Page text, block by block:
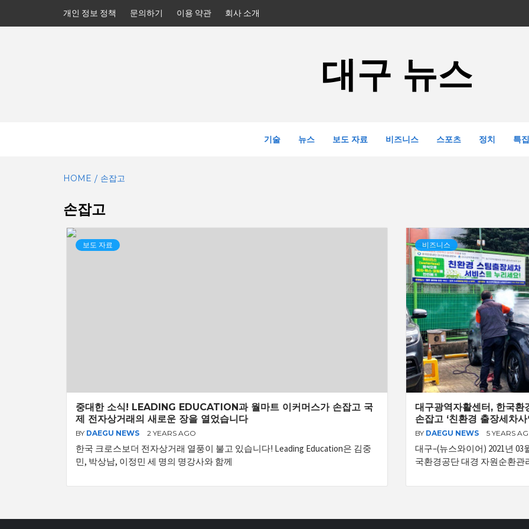
개인 정보 정책 문의하기 이용 약관 회사 소개
대구 뉴스
기술 뉴스 보도 자료 비즈니스 스포츠 정치 특집
HOME 손잡고
손잡고
보도 자료
중대한 소식! LEADING EDUCATION과 월마트 이커머스가 손잡고 국
제 전자상거래의 새로운 장을 열었습니다
BY DAEGU NEWS 2 YEARS AGO
한국 크로스보더 전자상거래 열풍이 불고 있습니다! Leading Education은 김중
민, 박상남, 이정민 세 명의 명강사와 함께
비즈니스
대구광역자활센터, 한국환
손잡고 ‘친환경 출장세차사
BY DAEGU NEWS 5 YEARS
대구–(뉴스와이어) 2021년
국환경공단 대경 자원순환관